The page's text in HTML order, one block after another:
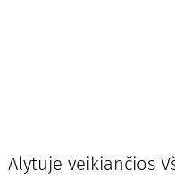
Aly­tu­je vei­kian­čios